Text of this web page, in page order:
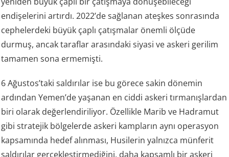
endişelerini artırdı. 2022’de sağlanan ateşkes sonrasında
cephelerdeki büyük çaplı çatışmalar önemli ölçüde
durmuş, ancak taraflar arasındaki siyasi ve askeri gerilim
tamamen sona ermemişti.
6 Ağustos’taki saldırılar ise bu görece sakin dönemin
ardından Yemen’de yaşanan en ciddi askeri tırmanışlardan
biri olarak değerlendiriliyor. Özellikle Marib ve Hadramut
gibi stratejik bölgelerde askeri kampların aynı operasyon
kapsamında hedef alınması, Husilerin yalnızca münferit
saldırılar gerçekleştirmediğini, daha kapsamlı bir askeri